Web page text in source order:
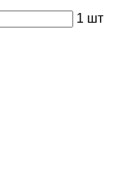
1 шт